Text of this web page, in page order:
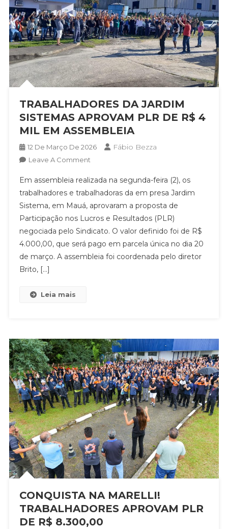
TRABALHADORES DA JARDIM
SISTEMAS APROVAM PLR DE R$ 4
MIL EM ASSEMBLEIA
12 De Março De 2026 Fábio Bezza
Leave A CommentOn
DA
JARDIM
SISTEMAS
APROVAM
PLR
DE
R$
Em assembleia realizada na segunda-feira (2), os
trabalhadores e trabalhadoras da em presa Jardim
Sistema, em Mauá, aprovaram a proposta de
Participação nos Lucros e Resultados (PLR)
negociada pelo Sindicato. O valor definido foi de R$
4.000,00, que será pago em parcela única no dia 20
de março. A assembleia foi coordenada pelo diretor
Brito, […]
Leia mais
CONQUISTA NA MARELLI!
TRABALHADORES APROVAM PLR
DE R$ 8.300,00